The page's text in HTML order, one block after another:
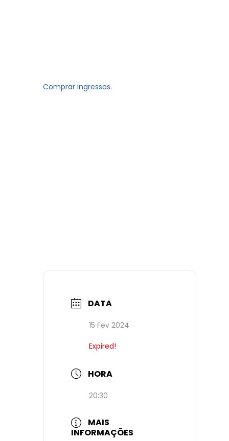
Comprar ingressos.
DATA
15 Fev 2024
Expired!
HORA
20:30
MAIS
INFORMAÇÕES